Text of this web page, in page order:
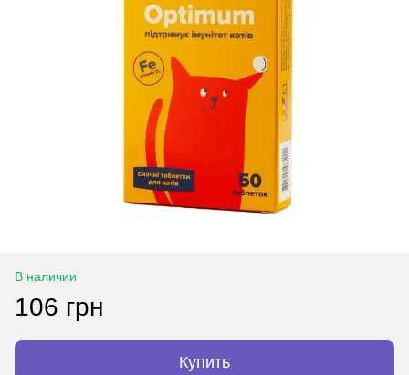
В наличии
106 грн
Купить